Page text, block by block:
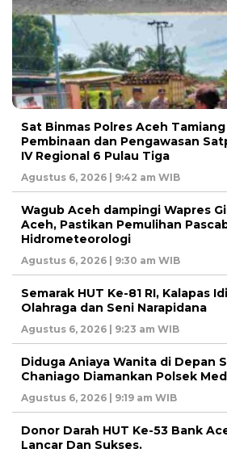
Sat Binmas Polres Aceh
Pembinaan dan Pengawasan
IV Regional 6 Pulau Tiga
Agustus 6, 2026 | 9:42 am WIB
Wagub Aceh dampingi Wapres
Aceh, Pastikan Pemulihan
Hidrometeorologi
Agustus 6, 2026 | 9:30 am WIB
Semarak HUT Ke-81 RI, Kalapas
Olahraga dan Seni Narapidana
Agustus 6, 2026 | 9:23 am WIB
Diduga Aniaya Wanita di Depan
Chaniago Diamankan Polsek
Agustus 6, 2026 | 9:19 am WIB
Donor Darah HUT Ke-53 Bank
Lancar Dan Sukses.